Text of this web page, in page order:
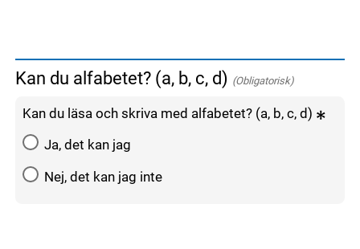
Kan du alfabetet? (a, b, c, d) (Obligatorisk)
Kan du läsa och skriva med alfabetet? (a, b, c, d)
Ja, det kan jag
Nej, det kan jag inte